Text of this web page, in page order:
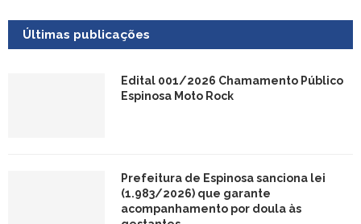
Últimas publicações
Edital 001/2026 Chamamento Público
Espinosa Moto Rock
Prefeitura de Espinosa sanciona lei
(1.983/2026) que garante
acompanhamento por doula às